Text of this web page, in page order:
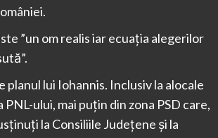
”un om realis iar ecuaţia alegerilor
planul lui Iohannis. Inclusiv la alocale
ului, mai puţin din zona PSD care,
la Consiliile Judeţene şi la